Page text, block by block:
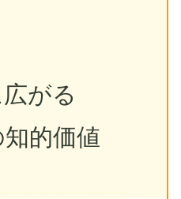
がる
的価値